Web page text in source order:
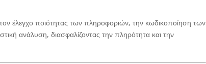
έλεγχο ποιότητας των πληροφοριών, την κωδικοποίηση των
ανάλυση, διασφαλίζοντας την πληρότητα και την